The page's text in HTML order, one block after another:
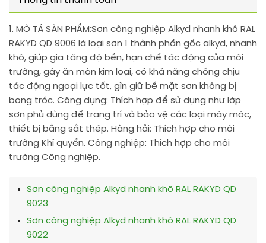
1. MÔ TẢ SẢN PHẨM:Sơn công nghiệp Alkyd nhanh khô RAL
RAKYD QD 9006 là loại sơn 1 thành phần gốc alkyd, nhanh
khô, giúp gia tăng độ bền, hạn chế tác động của môi
trường, gây ăn mòn kim loại, có khả năng chống chịu
tác động ngoại lực tốt, gìn giữ bề mặt sơn không bị
bong tróc. Công dụng: Thích hợp để sử dụng như lớp
sơn phủ dùng để trang trí và bảo vệ các loại máy móc,
thiết bị bằng sắt thép. Hàng hải: Thích hợp cho môi
trường Khí quyển. Công nghiệp: Thích hợp cho môi
trường Công nghiệp.
Sơn công nghiệp Alkyd nhanh khô RAL RAKYD QD
9023
Sơn công nghiệp Alkyd nhanh khô RAL RAKYD QD
9022